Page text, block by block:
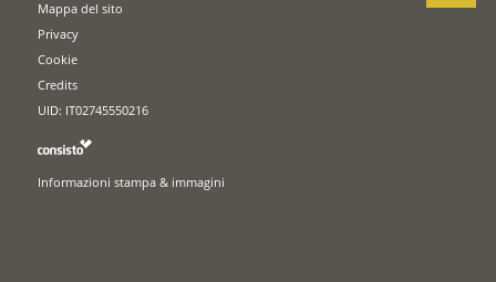
Mappa del sito
Privacy
Cookie
Credits
UID: IT02745550216
Informazioni stampa & immagini